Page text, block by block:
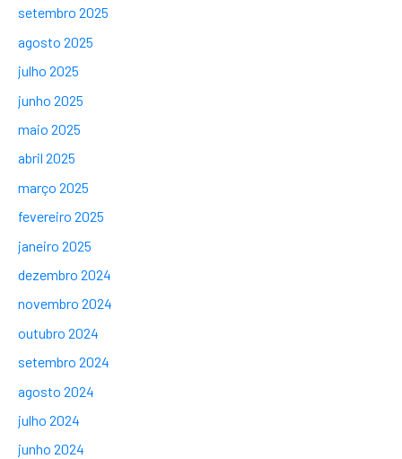
setembro 2025
agosto 2025
julho 2025
junho 2025
maio 2025
abril 2025
março 2025
fevereiro 2025
janeiro 2025
dezembro 2024
novembro 2024
outubro 2024
setembro 2024
agosto 2024
julho 2024
junho 2024